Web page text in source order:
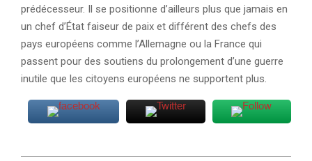
prédécesseur. Il se positionne d’ailleurs plus que jamais en
un chef d’État faiseur de paix et différent des chefs des
pays européens comme l’Allemagne ou la France qui
passent pour des soutiens du prolongement d’une guerre
inutile que les citoyens européens ne supportent plus.